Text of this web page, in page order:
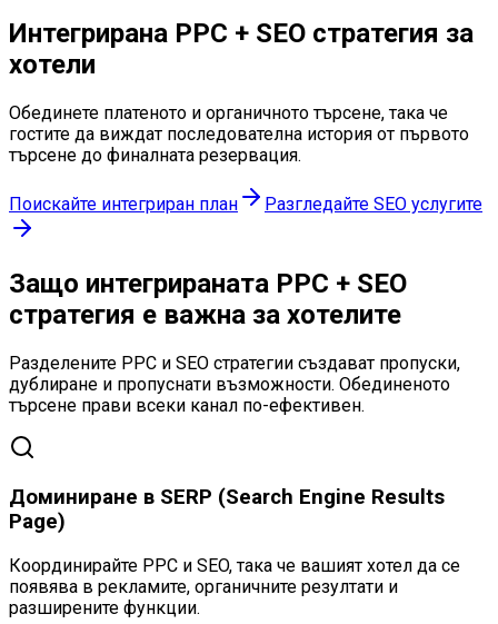
Интегрирана PPC + SEO стратегия за
хотели
Обединете платеното и органичното търсене, така че
гостите да виждат последователна история от първото
търсене до финалната резервация.
Поискайте интегриран план Разгледайте SEO услугите
Защо интегрираната PPC + SEO
стратегия е важна за хотелите
Разделените PPC и SEO стратегии създават пропуски,
дублиране и пропуснати възможности. Обединеното
търсене прави всеки канал по-ефективен.
Доминиране в SERP (Search Engine Results
Page)
Координирайте PPC и SEO, така че вашият хотел да се
появява в рекламите, органичните резултати и
разширените функции.